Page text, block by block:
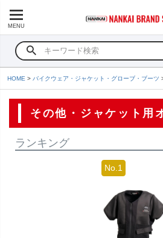
MENU
HOME バイクウェア・ジャケット・グローブ・ブーツ
その他・ジャケット用
ランキング